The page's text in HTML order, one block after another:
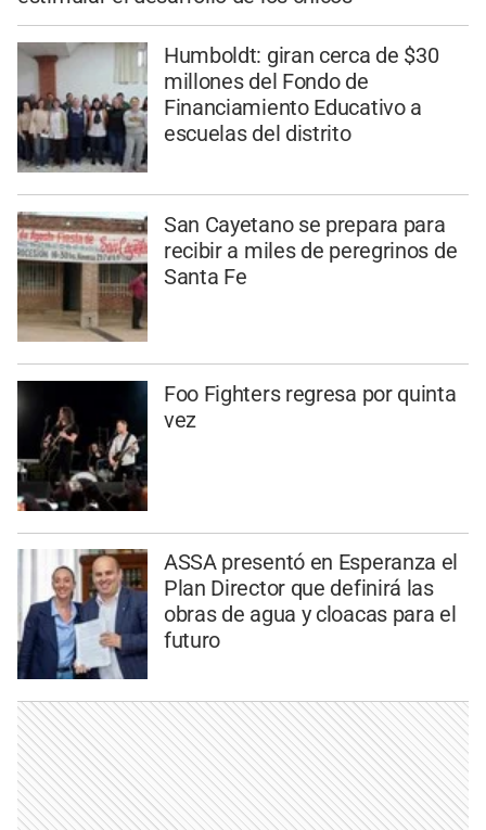
Humboldt: giran cerca de $30
millones del Fondo de
Financiamiento Educativo a
escuelas del distrito
San Cayetano se prepara para
recibir a miles de peregrinos de
Santa Fe
Foo Fighters regresa por quinta
vez
ASSA presentó en Esperanza el
Plan Director que definirá las
obras de agua y cloacas para el
futuro